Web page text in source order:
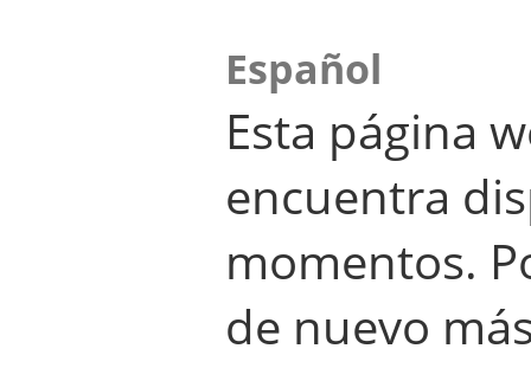
Español
Esta página
encuentra
momentos.
de nuevo